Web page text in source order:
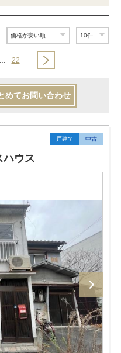
… 22
めてお問い合わせ
戸建て 中古
ハウス